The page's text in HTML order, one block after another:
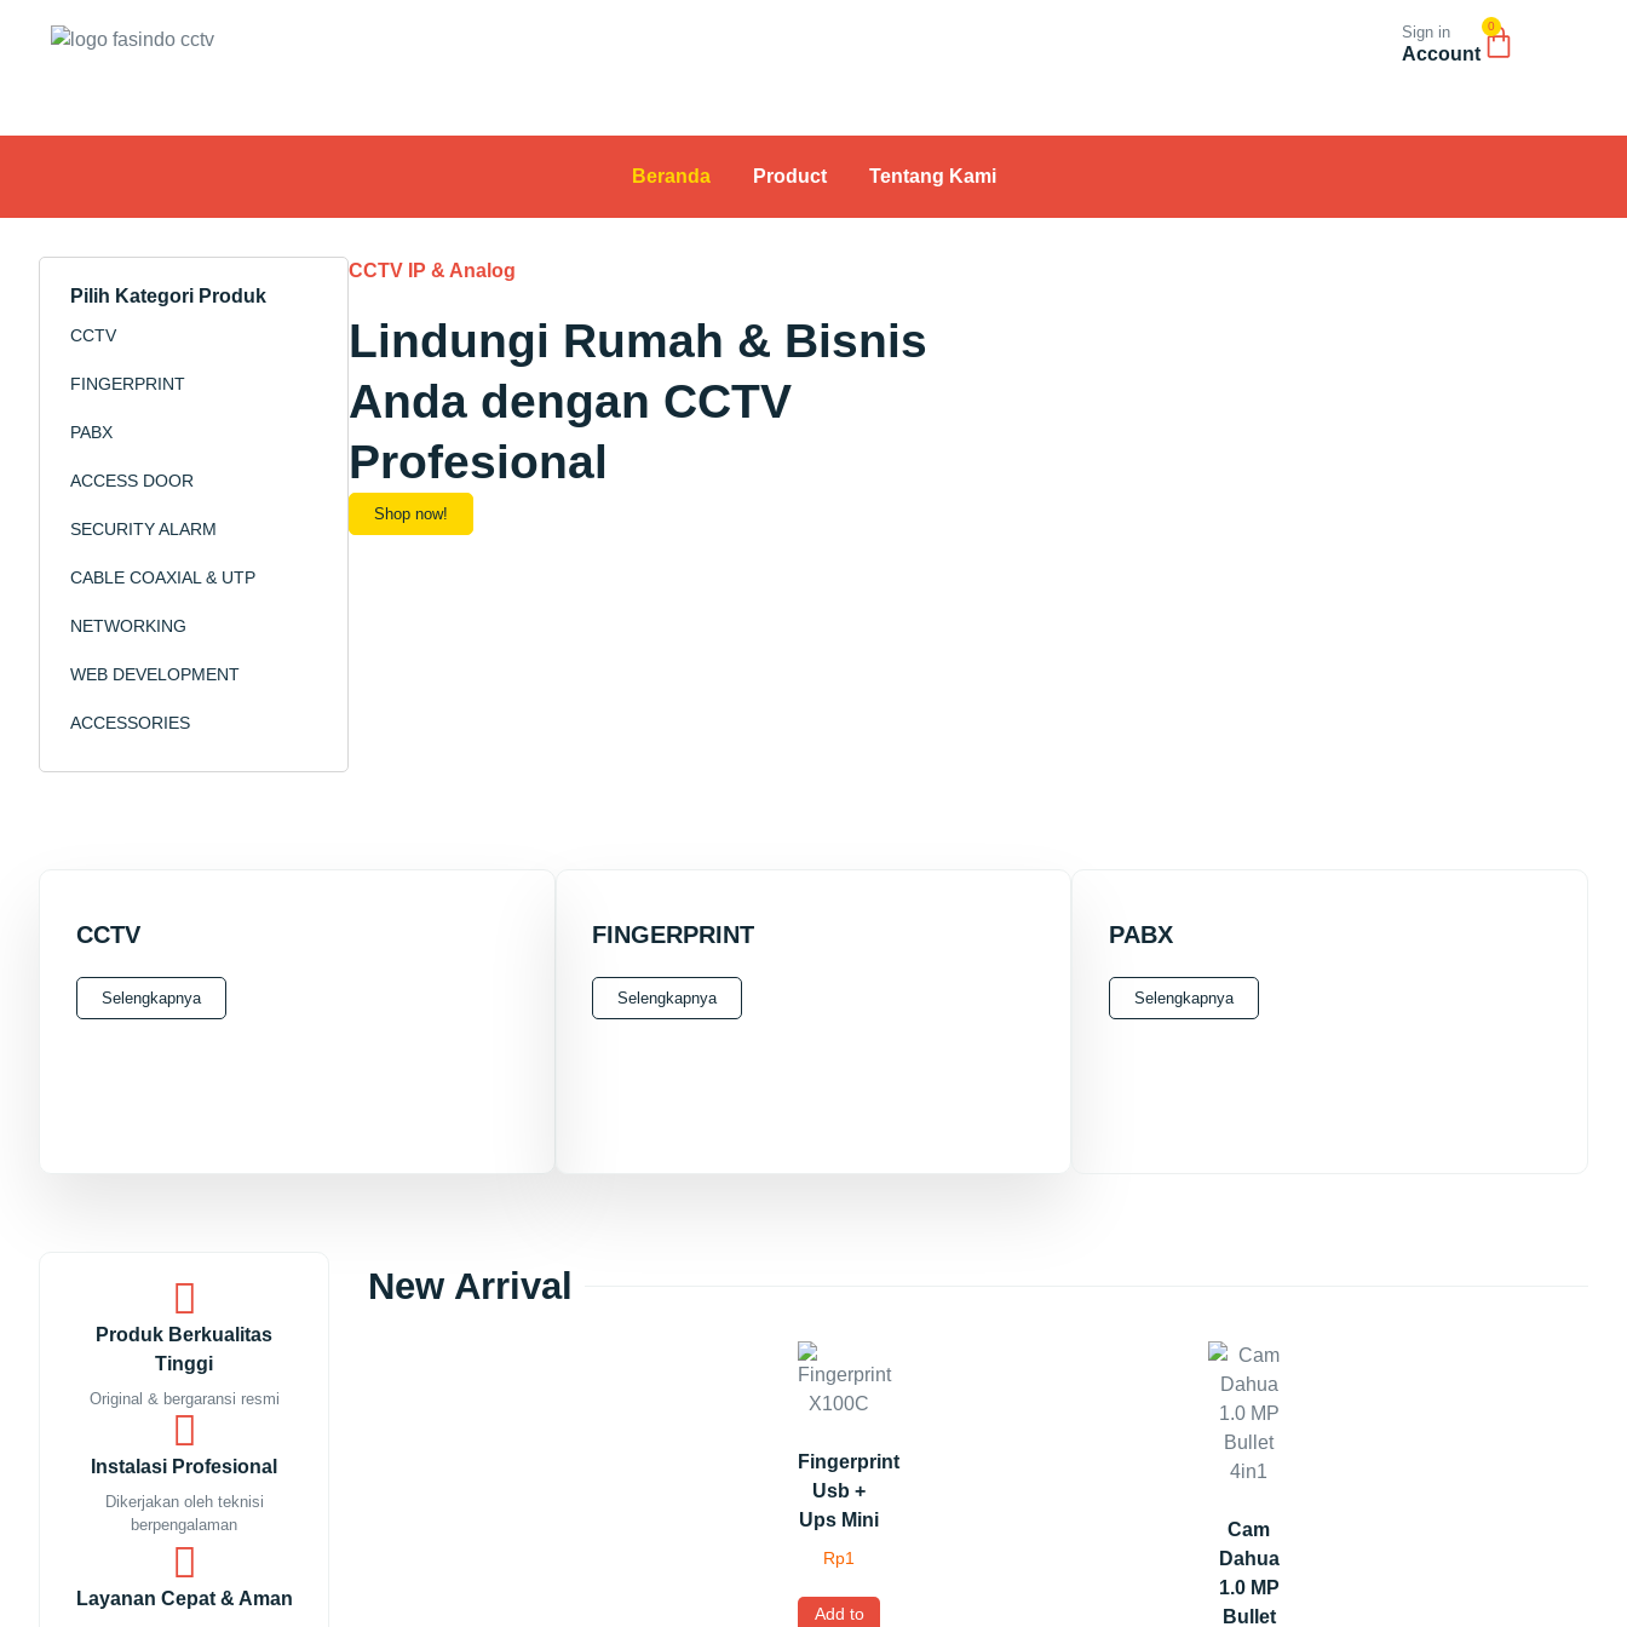
Sign in
Account
0
Beranda Product Tentang Kami
Pilih Kategori Produk
CCTV
FINGERPRINT
PABX
ACCESS DOOR
SECURITY ALARM
CABLE COAXIAL & UTP
NETWORKING
WEB DEVELOPMENT
ACCESSORIES
CCTV IP & Analog
Lindungi Rumah & Bisnis
Anda dengan CCTV
Profesional
Shop now!
CCTV
Selengkapnya
FINGERPRINT
Selengkapnya
PABX
Selengkapnya
Produk Berkualitas
Tinggi
Original & bergaransi resmi
Instalasi Profesional
Dikerjakan oleh teknisi
berpengalaman
Layanan Cepat & Aman
New Arrival
Fingerprint
Usb +
Ups Mini
Rp1
Add to
Cam
Dahua
1.0 MP
Bullet